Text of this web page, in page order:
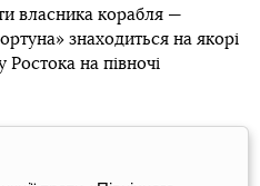
власника корабля —
знаходиться на якорі
Ростока на півночі